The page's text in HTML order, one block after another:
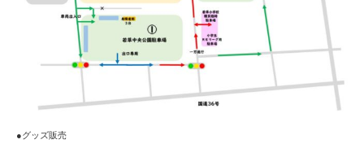
●グッズ販売